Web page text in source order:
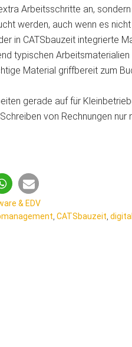
Arbeitsschritte an,
werden, auch wenn es
in CATSbauzeit integrierte
typischen
Material griffbereit zum
gerade auf für
von Rechnungen nur
& EDV
CATSbauzeit